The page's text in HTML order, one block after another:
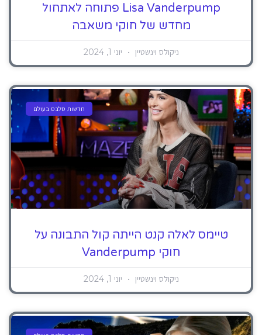
Lisa Vanderpump פתוחה לאתחול
מחדש של חוקי משאבה
ניקולס וינשטיין יוני 1, 2024
חדשות סלבס בעולם
טיימס לאלה קנט הייתה קול התבונה על
חוקי Vanderpump
ניקולס וינשטיין יוני 1, 2024